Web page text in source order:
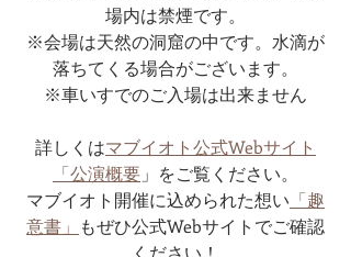
場内は禁煙です。
※会場は天然の洞窟の中です。水滴が
落ちてくる場合がございます。
※車いすでのご入場は出来ません
詳しくはマブイオト公式Webサイト
「公演概要 」をご覧ください。
マブイオト開催に込められた想い 「趣
意書」 もぜひ公式Webサイトでご確認
ください！